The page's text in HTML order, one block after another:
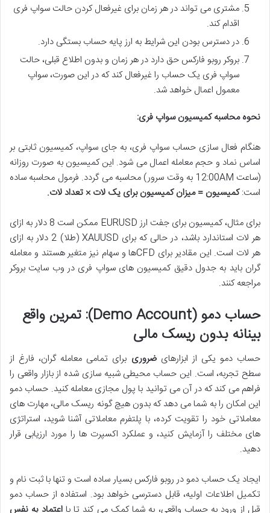
مشتری می تواند در هر زمان برای غیرفعال کردن حالت سواپ فری
اقدام کند.
در دسترس بودن این شرایط به ارز پایه حساب بستگی دارد.
بروکر روبو فارکس حق دارد در هر زمان و بدون اطلاع قبلی، حالت
سواپ فری یک حساب را غیرفعال کند که در این صورت، سواپ
معمول اعمال خواهد شد.
نحوه محاسبه کمیسیون سواپ فری:
هنگام فعال سازی حساب سواپ فری، به جای سواپ، کمیسیون ثابتی بر
اساس نماد و حجم معامله اعمال می شود. این کمیسیون به صورت روزانه
(ساعت 12:00AM به وقت سرور) محاسبه می گردد. فرمول محاسبه ساده
است:کمیسیون = میزان کمیسیون برای یک لات × تعداد لات.
برای مثال، کمیسیون برای جفت ارز EURUSD ممکن است 8 دلار به ازای
هر لات استاندارد باشد، در حالی که برای XAUUSD (طلا) 2 دلار به ازای
هر لات است. این مقادیر برای CFDها و سهام نیز متغیر هستند و معامله
گران باید به جدول دقیق کمیسیون های سواپ فری در وب سایت بروکر
مراجعه کنند.
حساب دمو (Demo Account): تمرین واقع
بینانه بدون ریسک مالی
حساب دمو یکی از ابزارهایضروری برای تمامی معامله گران، فارغ از
سطح تجربه، است. این حساب محیطی شبیه سازی شده از بازار واقعی را
فراهم می کند که در آن می توانید با پول مجازی معامله کنید. حساب دمو
این امکان را به شما می دهد که بدون هیچ گونه ریسک مالی، مهارت های
معاملاتی خود را تقویت کرده، با پلتفرم معاملاتی آشنا شوید، استراتژی
های مختلف را آزمایش کنید، و عملکرد اکسپرت ها را مورد ارزیابی قرار
دهید.
ایجاد یک حساب دمو در روبو فارکس بسیار ساده است و تنها با ثبت نام و
تکمیل اطلاعات اولیه، قابل دسترسی خواهد بود. استفاده از حساب دمو
قبل از ورود به حساب واقعی، به شما کمک می کند تا بااعتماد به نفس